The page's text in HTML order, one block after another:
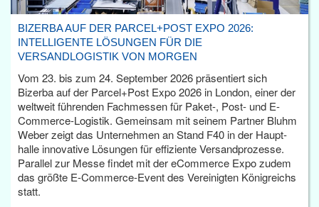
BIZERBA AUF DER PARCEL+POST EXPO 2026:
INTELLIGENTE LÖSUNGEN FÜR DIE
VERSANDLOGISTIK VON MORGEN
Vom 23. bis zum 24. September 2026 präsentiert sich
Bizerba auf der Parcel+Post Expo 2026 in London, einer der
weltweit führenden Fachmessen für Paket-, Post- und E-
Commerce-Logistik. Gemeinsam mit seinem Partner Bluhm
Weber zeigt das Unternehmen an Stand F40 in der Haupt­
halle innovative Lösungen für effiziente Versandprozesse.
Parallel zur Messe findet mit der eCommerce Expo zudem
das größte E-Commerce-Event des Vereinigten Königreichs
statt.